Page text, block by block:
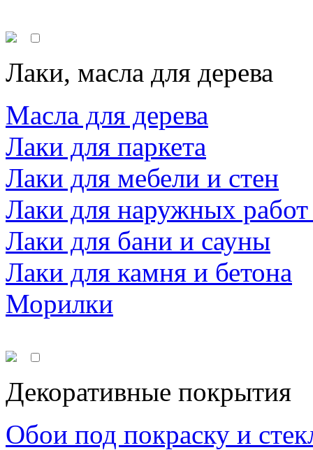
Лаки, масла для дерева
Масла для дерева
Лаки для паркета
Лаки для мебели и стен
Лаки для наружных
Лаки для бани и сауны
Лаки для камня и бетона
Морилки
Декоративные покрытия
Обои под покраску и